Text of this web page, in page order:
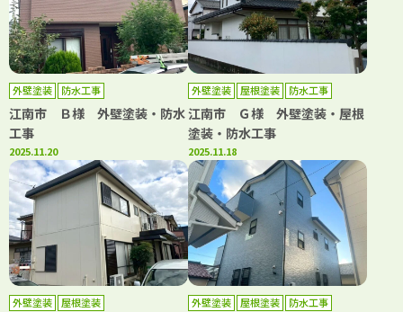
外壁塗装 防水工事
江南市 Ｂ様 外壁塗装・防水
工事
2025.11.20
外壁塗装 屋根塗装 防水工事
江南市 Ｇ様 外壁塗装・屋根
塗装・防水工事
2025.11.18
外壁塗装 屋根塗装 外壁塗装 屋根塗装 防水工事